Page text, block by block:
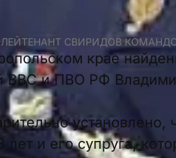
СВИРИДОВ
крае
ВВС и ПВО РФ
установлено,
лет и его супруга,